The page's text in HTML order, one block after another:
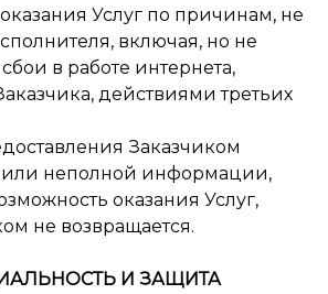
Услуг по причинам, не
включая, но не
в работе интернета,
действиями третьих
Заказчиком
или неполной информации,
оказания Услуг,
не возвращается.
И ЗАЩИТА